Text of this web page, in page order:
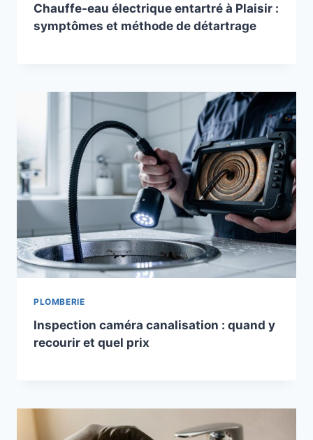
Chauffe-eau électrique entartré à Plaisir :
symptômes et méthode de détartrage
PLOMBERIE
Inspection caméra canalisation : quand y
recourir et quel prix